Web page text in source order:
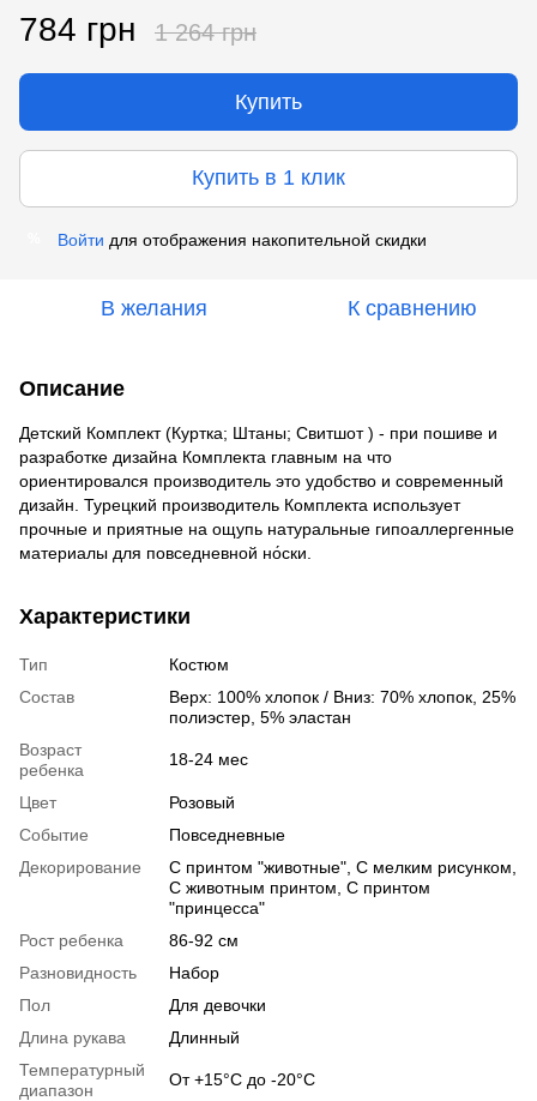
784 грн 1 264 грн
Купить
Купить в 1 клик
Войти для отображения накопительной скидки
В желания К сравнению
Описание
Детский Комплект (Куртка; Штаны; Свитшот ) - при пошиве и
разработке дизайна Комплекта главным на что
ориентировался производитель это удобство и современный
дизайн. Турецкий производитель Комплекта использует
прочные и приятные на ощупь натуральные гипоаллергенные
материалы для повседневной но́ски.
Характеристики
Тип
Костюм
Состав
Верх: 100% хлопок / Вниз: 70% хлопок, 25%
полиэстер, 5% эластан
Возраст
ребенка
18-24 мес
Цвет
Розовый
Событие
Повседневные
Декорирование
С принтом "животные", С мелким рисунком,
С животным принтом, С принтом
"принцесса"
Рост ребенка
86-92 см
Разновидность
Набор
Пол
Для девочки
Длина рукава
Длинный
Температурный
диапазон
От +15°C до -20°C